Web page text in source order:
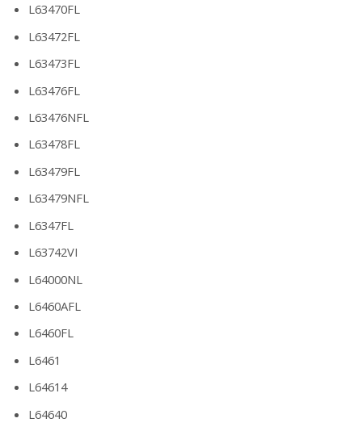
L63470FL
L63472FL
L63473FL
L63476FL
L63476NFL
L63478FL
L63479FL
L63479NFL
L6347FL
L63742VI
L64000NL
L6460AFL
L6460FL
L6461
L64614
L64640